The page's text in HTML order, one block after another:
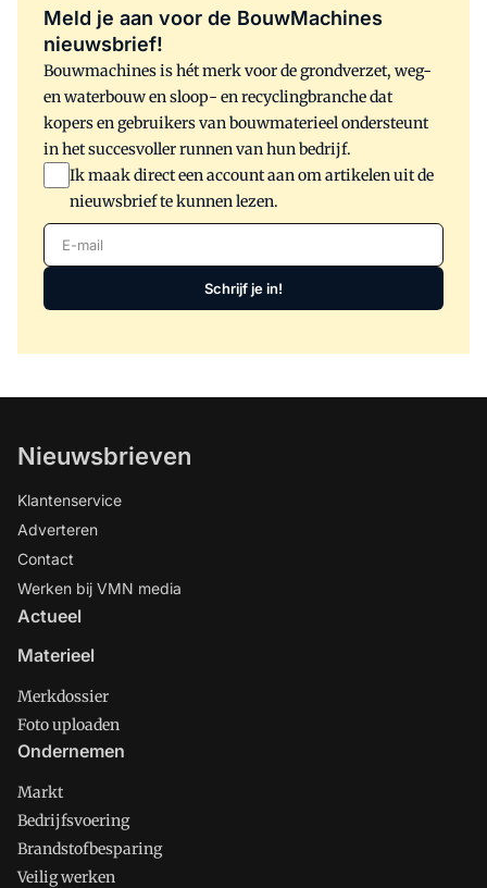
meest voorkomende feiten en fabels.
verhuursoftware je hierbij helpen.
Meld je aan voor de BouwMachines
nieuwsbrief!
Bouwmachines is hét merk voor de grondverzet, weg-
en waterbouw en sloop- en recyclingbranche dat
kopers en gebruikers van bouwmaterieel ondersteunt
in het succesvoller runnen van hun bedrijf.
Ik maak direct een account aan om artikelen uit de
nieuwsbrief te kunnen lezen.
E-mail
Schrijf je in!
Nieuwsbrieven
Klantenservice
Adverteren
Contact
Werken bij VMN media
Actueel
Materieel
Merkdossier
Foto uploaden
Ondernemen
Markt
Bedrijfsvoering
Brandstofbesparing
Veilig werken